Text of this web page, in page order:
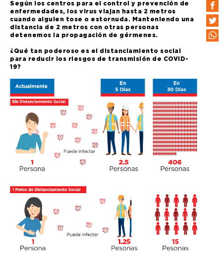
Según los centros para el control y prevención de
enfermedades, los virus viajan hasta 2 metros
cuando alguien tose o estornuda. Manteniendo una
distancia de 2 metros con otras personas
detenemos la propagación de gérmenes.
¿Qué tan poderoso es el distanciamiento social
para reducir los riesgos de transmisión de COVID-
19?